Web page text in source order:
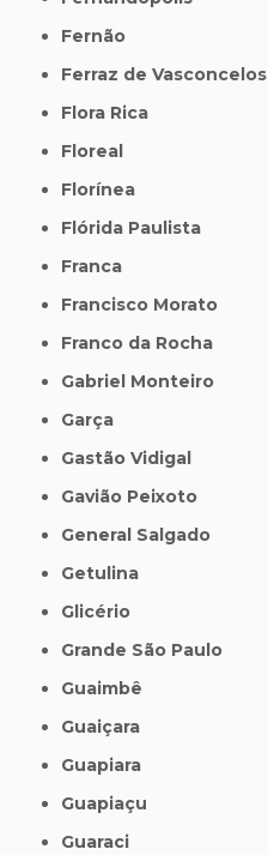
Fernão
Ferraz de Vasconcelos
Flora Rica
Floreal
Florínea
Flórida Paulista
Franca
Francisco Morato
Franco da Rocha
Gabriel Monteiro
Garça
Gastão Vidigal
Gavião Peixoto
General Salgado
Getulina
Glicério
Grande São Paulo
Guaimbê
Guaiçara
Guapiara
Guapiaçu
Guaraci